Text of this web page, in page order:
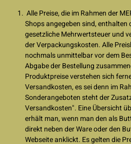
Alle Preise, die im Rahmen der
Shops angegeben sind, enthalten
gesetzliche Mehrwertsteuer und
der Verpackungskosten. Alle
nochmals unmittelbar vor dem
Abgabe der Bestellung
Produktpreise verstehen sich
Versandkosten, es sei denn im
Sonderangeboten steht der
Versandkosten". Eine Übersicht
erhält man, wenn man den als
direkt neben der Ware oder den
Webseite anklickt. Es gelten die